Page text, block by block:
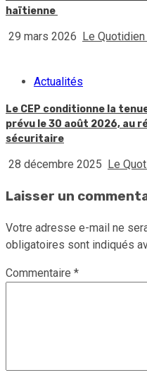
haïtienne
29 mars 2026 Le
Actualités
Le CEP conditionne la
prévu le 30 août 2026, au
sécuritaire
28 décembre 2025 Le
Laisser un
Votre adresse e-mail ne
obligatoires sont indiqués
Commentaire *